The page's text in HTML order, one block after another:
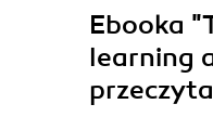
Ebooka
learning